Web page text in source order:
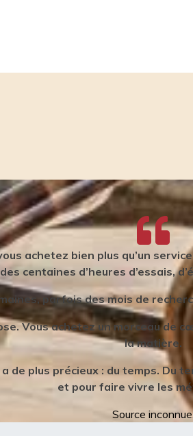
achetez bien plus qu’un
centaines d’heures d’essais,
parfois des mois de
Vous achetez un morceau de
la matière.
a de plus précieux : du temps.
et pour faire vivre les
Source